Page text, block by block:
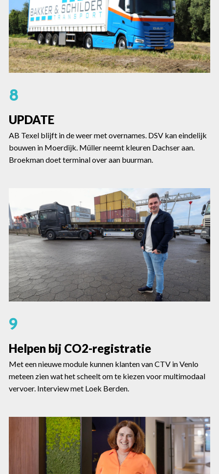
8
UPDATE
AB Texel blijft in de weer met overnames. DSV kan eindelijk
bouwen in Moerdijk. Müller neemt kleuren Dachser aan.
Broekman doet terminal over aan buurman.
9
Helpen bij CO2-registratie
Met een nieuwe module kunnen klanten van CTV in Venlo
meteen zien wat het scheelt om te kiezen voor multimodaal
vervoer. Interview met Loek Berden.